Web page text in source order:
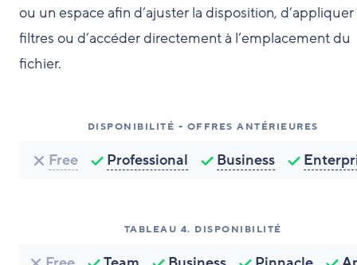
ou un espace afin d’ajuster la disposition,
filtres ou d’accéder directement à l’emplacement du
fichier.
DISPONIBILITÉ - OFFRES ANTÉRIEURES
Free Professional Business
TABLEAU 4. DISPONIBILITÉ